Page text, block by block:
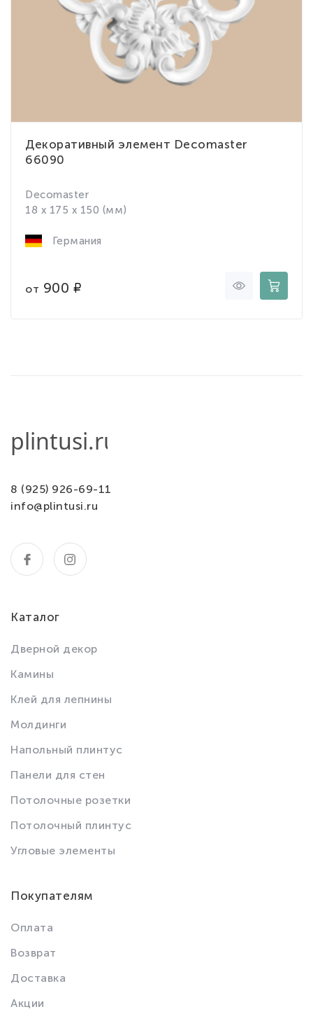
Декоративный элемент Decomaster
66090
Decomaster
18 x 175 x 150 (мм)
Германия
от 900
8 (925) 926-69-11
info@plintusi.ru
Каталог
Дверной декор
Камины
Клей для лепнины
Молдинги
Напольный плинтус
Панели для стен
Потолочные розетки
Потолочный плинтус
Угловые элементы
Покупателям
Оплата
Возврат
Доставка
Акции